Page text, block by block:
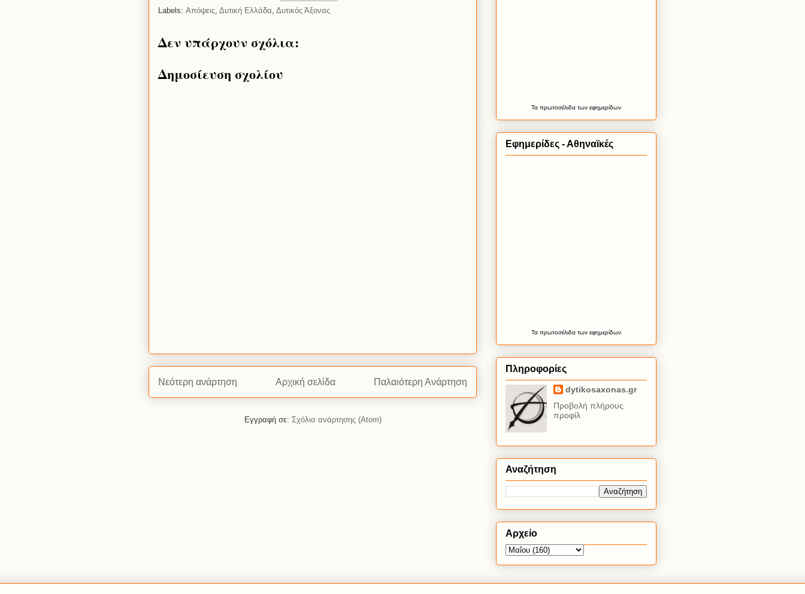
Labels: Απόψεις, Δυτική Ελλάδα, Δυτικός Άξονας
Δεν υπάρχουν σχόλια:
Δημοσίευση σχολίου
Νεότερη ανάρτηση Παλαιότερη Ανάρτηση
Αρχική σελίδα
Εγγραφή σε: Σχόλια ανάρτησης (Atom)
Τα πρωτοσέλιδατων εφημερίδων
Εφημερίδες - Αθηναϊκές
Τα πρωτοσέλιδατων εφημερίδων
Πληροφορίες
dytikosaxonas.gr
Προβολή πλήρους
προφίλ
Αναζήτηση
Αρχείο